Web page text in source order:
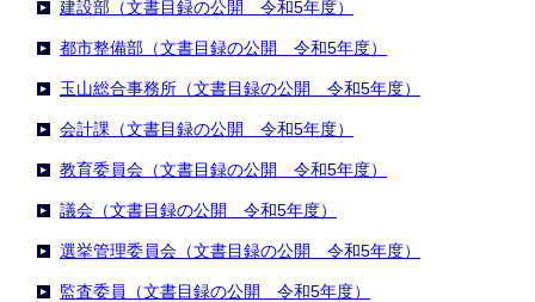
建設部（文書目録の公開 令和5年度）
都市整備部（文書目録の公開 令和5年度）
玉山総合事務所（文書目録の公開 令和5年度）
会計課（文書目録の公開 令和5年度）
教育委員会（文書目録の公開 令和5年度）
議会（文書目録の公開 令和5年度）
選挙管理委員会（文書目録の公開 令和5年度）
監査委員（文書目録の公開 令和5年度）